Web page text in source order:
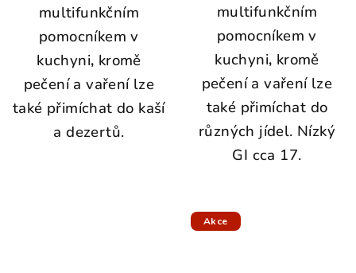
multifunkčním
pomocníkem v
kuchyni, kromě
pečení a vaření lze
také přimíchat do kaší
a dezertů.
multifunkčním
pomocníkem v
kuchyni, kromě
pečení a vaření lze
také přimíchat do
různých jídel. Nízký
GI cca 17.
Akce